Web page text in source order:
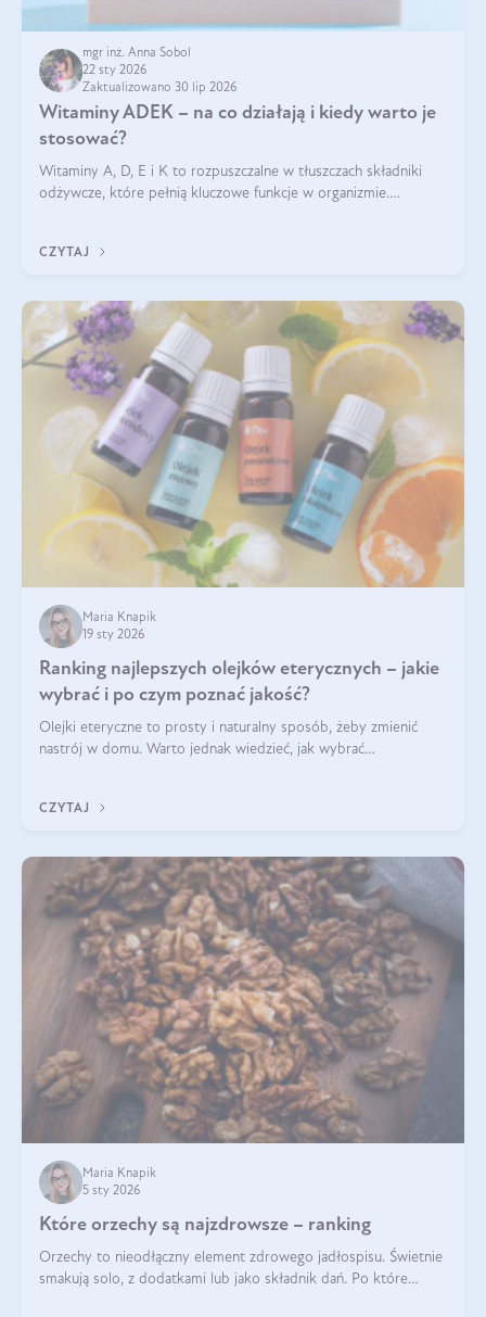
mgr inż. Anna Sobol
22 sty 2026
Zaktualizowano 30 lip 2026
Witaminy ADEK – na co działają i kiedy warto je
stosować?
Witaminy A, D, E i K to rozpuszczalne w tłuszczach składniki
odżywcze, które pełnią kluczowe funkcje w organizmie.
CZYTAJ
Maria Knapik
19 sty 2026
Ranking najlepszych olejków eterycznych – jakie
wybrać i po czym poznać jakość?
Olejki eteryczne to prosty i naturalny sposób, żeby zmienić
nastrój w domu. Warto jednak wiedzieć, jak wybrać
kryteria wyboru!
CZYTAJ
Maria Knapik
5 sty 2026
Które orzechy są najzdrowsze – ranking
Orzechy to nieodłączny element zdrowego jadłospisu. Świetnie
smakują solo, z dodatkami lub jako składnik dań. Po które